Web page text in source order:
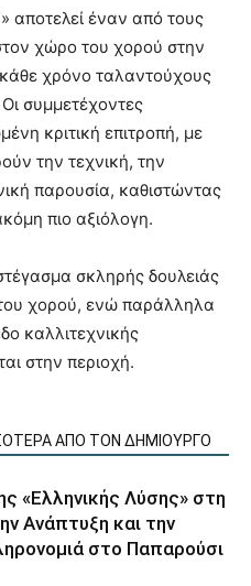
αποτελεί έναν από τους
χώρο του χορού στην
χρόνο ταλαντούχους
συμμετέχοντες
κριτική επιτροπή, με
την τεχνική, την
παρουσία, καθιστώντας
πιο αξιόλογη.
σκληρής δουλειάς
χορού, ενώ παράλληλα
καλλιτεχνικής
στην περιοχή.
ΑΠΟ ΤΟΝ ΔΗΜΙΟΥΡΓΟ
«Ελληνικής Λύσης» στη
Ανάπτυξη και την
στο Παπαρούσι